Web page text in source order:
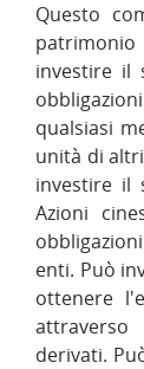
Questo
investire il
qualsiasi
unità di
investire il
Azioni
enti. Può
ottenere
derivati.